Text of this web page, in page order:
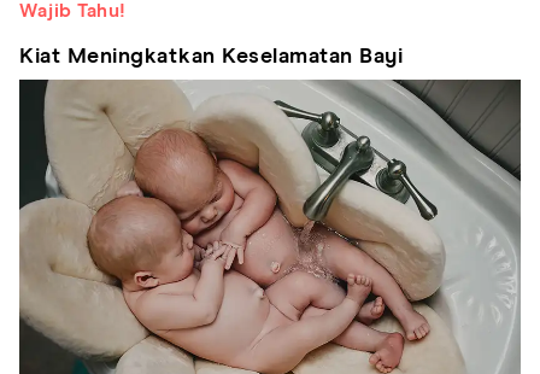
Wajib Tahu!
Kiat Meningkatkan Keselamatan Bayi